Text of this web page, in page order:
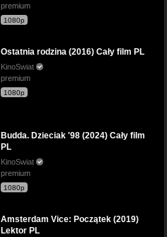
premium
1080p
Ostatnia rodzina (2016) Cały film PL
KinoSwiat
premium
1080p
Budda. Dzieciak '98 (2024) Cały film
PL
KinoSwiat
premium
1080p
Amsterdam Vice: Początek (2019)
Lektor PL